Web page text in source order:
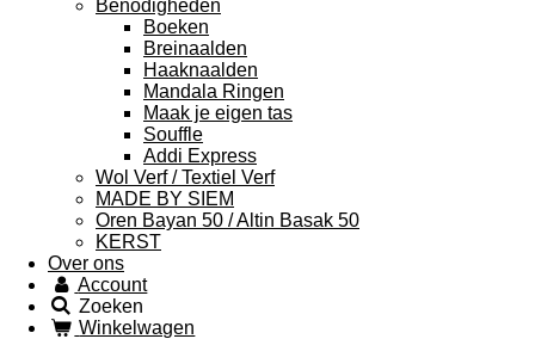
Benodigheden
Boeken
Breinaalden
Haaknaalden
Mandala Ringen
Maak je eigen tas
Souffle
Addi Express
Wol Verf / Textiel Verf
MADE BY SIEM
Oren Bayan 50 / Altin Basak 50
KERST
Over ons
Account
Zoeken
Winkelwagen